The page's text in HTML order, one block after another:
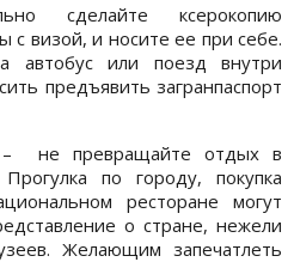
сделайте ксерокопию
с визой, и носите ее при себе.
автобус или поезд внутри
предъявить загранпаспорт
– не превращайте отдых в
по городу, покупка
ресторане могут
о стране, нежели
Желающим запечатлеть